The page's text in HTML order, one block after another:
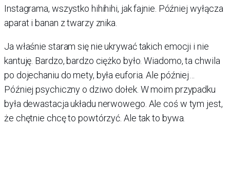
Instagrama, wszystko hihihihi, jak fajnie. Później wyłącza
aparat i banan z twarzy znika.
Ja właśnie staram się nie ukrywać takich emocji i nie
kantuję. Bardzo, bardzo ciężko było. Wiadomo, ta chwila
po dojechaniu do mety, była euforia. Ale później…
Później psychiczny o dziwo dołek. W moim przypadku
była dewastacja układu nerwowego. Ale coś w tym jest,
że chętnie chcę to powtórzyć. Ale tak to bywa.